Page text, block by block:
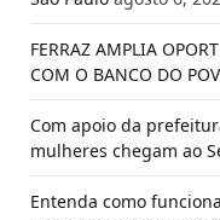
FERRAZ AMPLIA
COM O BANCO DO
Com apoio da
mulheres chegam ao
Entenda como